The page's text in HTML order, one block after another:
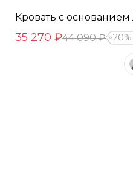
Кровать с
35 270 ₽44 090 ₽ 20%